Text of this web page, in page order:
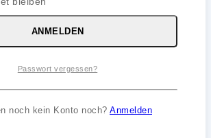
SCHNELLANSICHT
JOTUN Aqualine Spray
€
ANMELDEN
Passwort vergessen?
noch kein Konto noch? Anmelden